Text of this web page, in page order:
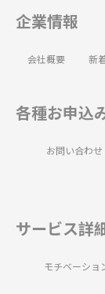
企業情報
会社概要 新
各種お申込
お問い合わせ
サービス詳
モチベーショ